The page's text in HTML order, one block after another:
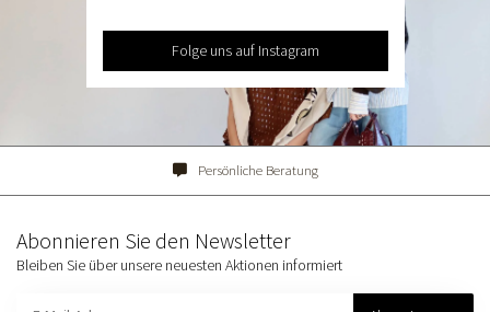
Folge uns auf Instagram
Persönliche Beratung
Abonnieren Sie den Newsletter
Bleiben Sie über unsere neuesten Aktionen informiert